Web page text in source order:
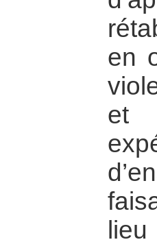
en
et